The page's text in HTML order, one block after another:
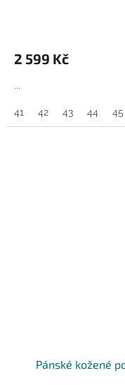
2 599 Kč
...
41 42 43 44 45
Pánské kožené